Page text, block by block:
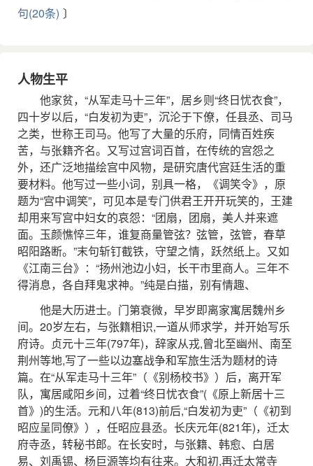
句(20条) 〕
人物生平
他家贫，“从军走马十三年”，居乡则“终日忧衣食”，
四十岁以后，“白发初为吏”，沉沦于下僚，任县丞、司马
之类，世称王司马。他写了大量的乐府，同情百姓疾
苦，与张籍齐名。又写过宫词百首，在传统的宫怨之
外，还广泛地描绘宫中风物，是研究唐代宫廷生活的重
要材料。他写过一些小词，别具一格，《调笑令》，原
题为“宫中调笑”，可见本是专门供君王开开玩笑的，王建
却用来写宫中妇女的哀怨：“团扇，团扇，美人并来遮
面。玉颜憔悴三年，谁复商量管弦？弦管，弦管，春草
昭阳路断。”末句斩钉截铁，守望之情，跃然纸上。又如
《江南三台》：“扬州池边小妇，长干市里商人。三年不
得消息，各自拜鬼求神。”纯是白描，别有情趣、
他是大历进士。门第衰微，早岁即离家寓居魏州乡
间。20岁左右，与张籍相识,一道从师求学，并开始写乐
府诗。贞元十三年(797年)，辞家从戎,曾北至幽州、南至
荆州等地,写了一些以边塞战争和军旅生活为题材的诗
篇。在“从军走马十三年”（《别杨校书》）后，离开军
队，寓居咸阳乡间，过着“终日忧衣食”(《原上新居十三
首》)的生活。元和八年(813)前后,“白发初为吏”（《初到
昭应呈同僚》），任昭应县丞。长庆元年(821年)，迁太
府寺丞，转秘书郎。在长安时，与张籍、韩愈、白居
易、刘禹锡、杨巨源等均有往来。大和初,再迁太常寺